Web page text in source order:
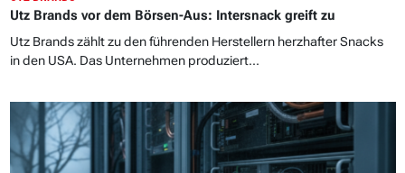
Utz Brands vor dem Börsen-Aus: Intersnack greift zu
Utz Brands zählt zu den führenden Herstellern herzhafter Snacks
in den USA. Das Unternehmen produziert...